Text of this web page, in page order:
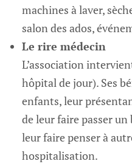
machines à laver,
salon des ados,
Le rire médecin
L’association
hôpital de jour). Ses
enfants, leur
de leur faire passer
leur faire penser à
hospitalisation.